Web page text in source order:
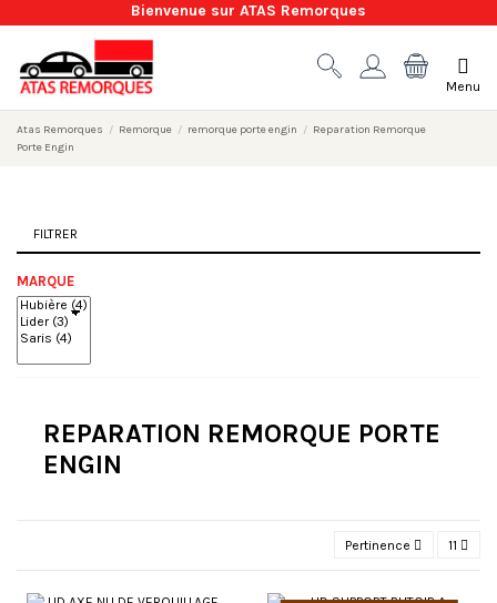
Bienvenue sur ATAS Remorques
Menu
Atas Remorques Remorque remorque porte engin
Reparation Remorque
Porte Engin
REPARATION REMORQUE PORTE
ENGIN
Pertinence 11
FILTRER
MARQUE